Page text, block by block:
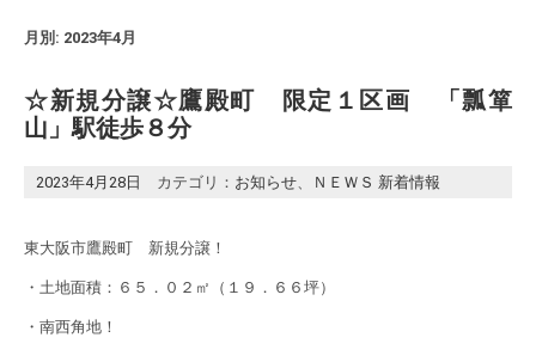
月別: 2023年4月
☆新規分譲☆鷹殿町 限定１区画 「瓢箪
山」駅徒歩８分
2023年4月28日 カテゴリ： お知らせ、 ＮＥＷＳ 新着情報
東大阪市鷹殿町 新規分譲！
・土地面積：６５．０２㎡（１９．６６坪）
・南西角地！